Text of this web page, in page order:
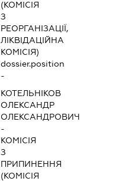
(КОМІСІЯ
З
РЕОРГАНІЗАЦІЇ,
ЛІКВІДАЦІЙНА
КОМІСІЯ)
dossier.position
-
КОТЕЛЬНІКОВ
ОЛЕКСАНДР
ОЛЕКСАНДРОВИЧ
-
КОМІСІЯ
З
ПРИПИНЕННЯ
(КОМІСІЯ